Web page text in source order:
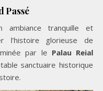
Passé
tranquille et
l’histoire glorieuse de
par le Palau Reial
sanctuaire historique